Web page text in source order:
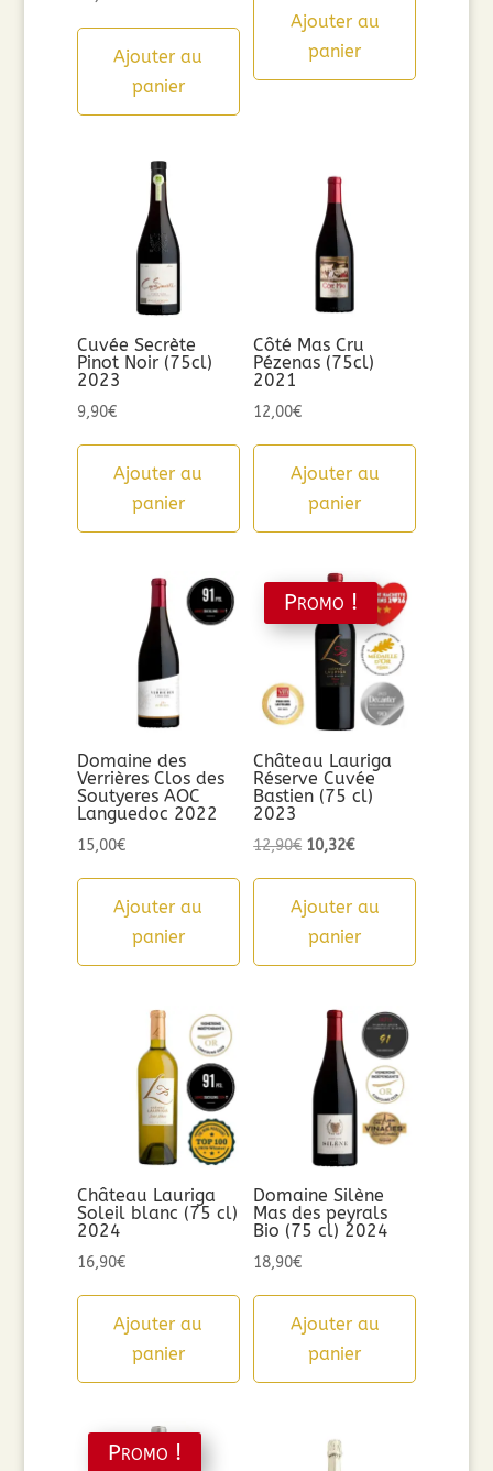
Ajouter au
panier
Ajouter au
panier
Cuvée Secrète
Pinot Noir (75cl)
2023
9,90€
Ajouter au
panier
Côté Mas Cru
Pézenas (75cl)
2021
12,00€
Ajouter au
panier
Domaine des
Verrières Clos des
Soutyeres AOC
Languedoc 2022
15,00€
Ajouter au
panier
Promo !
Château Lauriga
Réserve Cuvée
Bastien (75 cl)
2023
12,90€ Le
initial
était :
10,32€Le
actuel
est :
Ajouter au
panier
Château Lauriga
Soleil blanc (75 cl)
2024
16,90€
Ajouter au
panier
Domaine Silène
Mas des peyrals
Bio (75 cl) 2024
18,90€
Ajouter au
panier
Promo !